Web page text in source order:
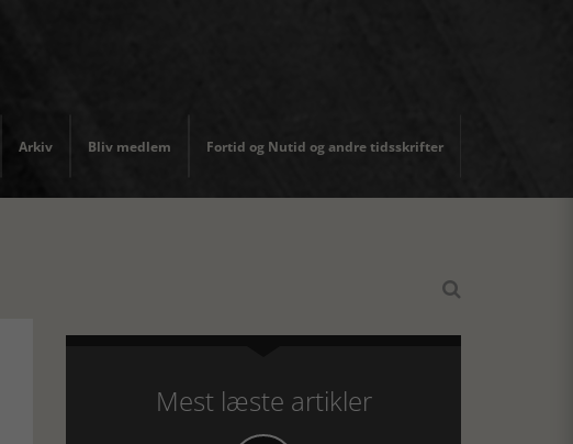
Arkiv Bliv medlem Fortid og Nutid og andre tidsskrifter

Mest læste artikler